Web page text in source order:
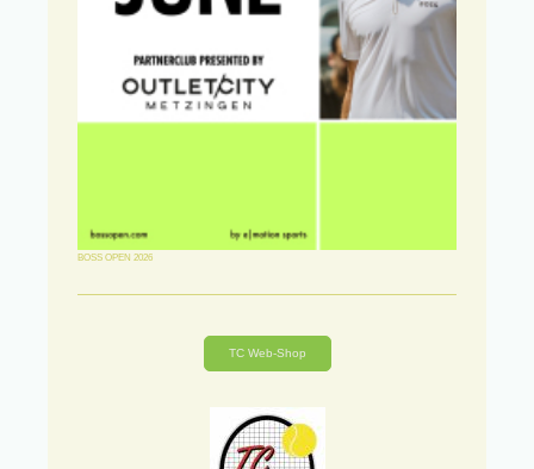
BOSS OPEN 2026
TC Web-Shop